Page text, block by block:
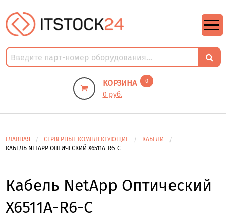
КОРЗИНА 0
0 руб.
ГЛАВНАЯ СЕРВЕРНЫЕ КОМПЛЕКТУЮЩИЕ
КАБЕЛИ
КАБЕЛЬ NETAPP ОПТИЧЕСКИЙ X6511A-R6-C
Кабель NetApp Оптический
X6511A-R6-C